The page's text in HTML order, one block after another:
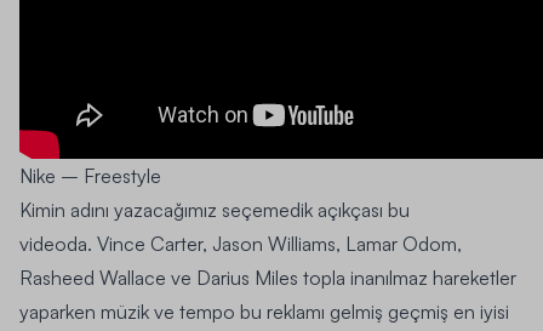
Nike – Freestyle
Kimin adını yazacağımız seçemedik açıkçası bu
videoda. Vince Carter, Jason Williams, Lamar Odom,
Rasheed Wallace ve Darius Miles topla inanılmaz hareketler
yaparken müzik ve tempo bu reklamı gelmiş geçmiş en iyisi